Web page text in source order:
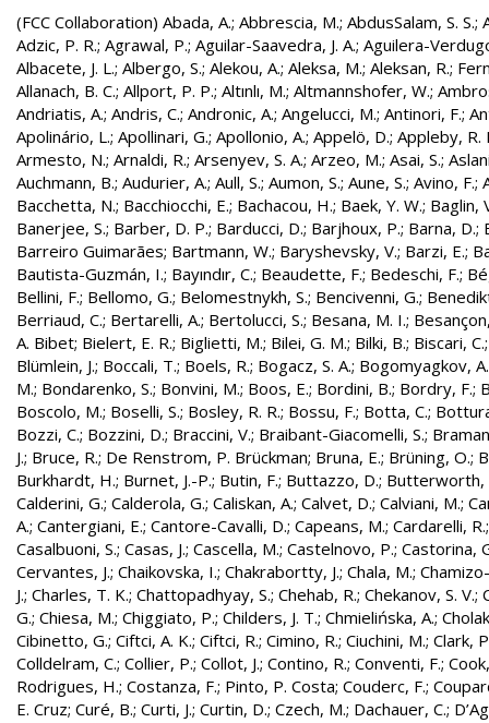
(FCC Collaboration) Abada, A.; Abbrescia, M.; AbdusSalam, S. S.;
Adzic, P. R.; Agrawal, P.; Aguilar-Saavedra, J. A.; Aguilera-
Albacete, J. L.; Albergo, S.; Alekou, A.; Aleksa, M.; Aleksan, R.;
Allanach, B. C.; Allport, P. P.; Altınlı, M.; Altmannshofer, W.;
Andriatis, A.; Andris, C.; Andronic, A.; Angelucci, M.; Antinori, F.;
Apolinário, L.; Apollinari, G.; Apollonio, A.; Appelö, D.; Appleby, R.
Armesto, N.; Arnaldi, R.; Arsenyev, S. A.; Arzeo, M.; Asai, S.;
Auchmann, B.; Audurier, A.; Aull, S.; Aumon, S.; Aune, S.; Avino, F.;
Bacchetta, N.; Bacchiocchi, E.; Bachacou, H.; Baek, Y. W.; Baglin,
Banerjee, S.; Barber, D. P.; Barducci, D.; Barjhoux, P.; Barna, D.;
Barreiro Guimarães; Bartmann, W.; Baryshevsky, V.; Barzi, E.;
Bautista-Guzmán, I.; Bayındır, C.; Beaudette, F.; Bedeschi, F.;
Bellini, F.; Bellomo, G.; Belomestnykh, S.; Bencivenni, G.;
Berriaud, C.; Bertarelli, A.; Bertolucci, S.; Besana, M. I.;
A. Bibet; Bielert, E. R.; Biglietti, M.; Bilei, G. M.; Bilki, B.; Biscari, C.
Blümlein, J.; Boccali, T.; Boels, R.; Bogacz, S. A.; Bogomyagkov, A.
M.; Bondarenko, S.; Bonvini, M.; Boos, E.; Bordini, B.; Bordry, F.;
Boscolo, M.; Boselli, S.; Bosley, R. R.; Bossu, F.; Botta, C.;
Bozzi, C.; Bozzini, D.; Braccini, V.; Braibant-Giacomelli, S.;
J.; Bruce, R.; De Renstrom, P. Brückman; Bruna, E.; Brüning, O.;
Burkhardt, H.; Burnet, J.-P.; Butin, F.; Buttazzo, D.; Butterworth,
Calderini, G.; Calderola, G.; Caliskan, A.; Calvet, D.; Calviani, M.;
A.; Cantergiani, E.; Cantore-Cavalli, D.; Capeans, M.; Cardarelli, R.
Casalbuoni, S.; Casas, J.; Cascella, M.; Castelnovo, P.; Castorina,
Cervantes, J.; Chaikovska, I.; Chakrabortty, J.; Chala, M.;
J.; Charles, T. K.; Chattopadhyay, S.; Chehab, R.; Chekanov, S. V.;
G.; Chiesa, M.; Chiggiato, P.; Childers, J. T.; Chmielińska, A.;
Cibinetto, G.; Ciftci, A. K.; Ciftci, R.; Cimino, R.; Ciuchini, M.; Clark,
Colldelram, C.; Collier, P.; Collot, J.; Contino, R.; Conventi, F.;
Rodrigues, H.; Costanza, F.; Pinto, P. Costa; Couderc, F.;
E. Cruz; Curé, B.; Curti, J.; Curtin, D.; Czech, M.; Dachauer, C.;